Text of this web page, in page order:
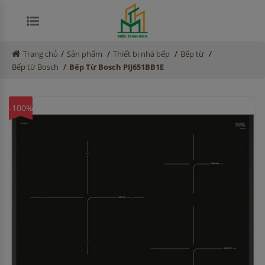
Trang chủ / Sản phẩm / Thiết bị nhà bếp / Bếp từ /
Bếp từ Bosch / Bếp Từ Bosch PIJ651BB1E
-100%